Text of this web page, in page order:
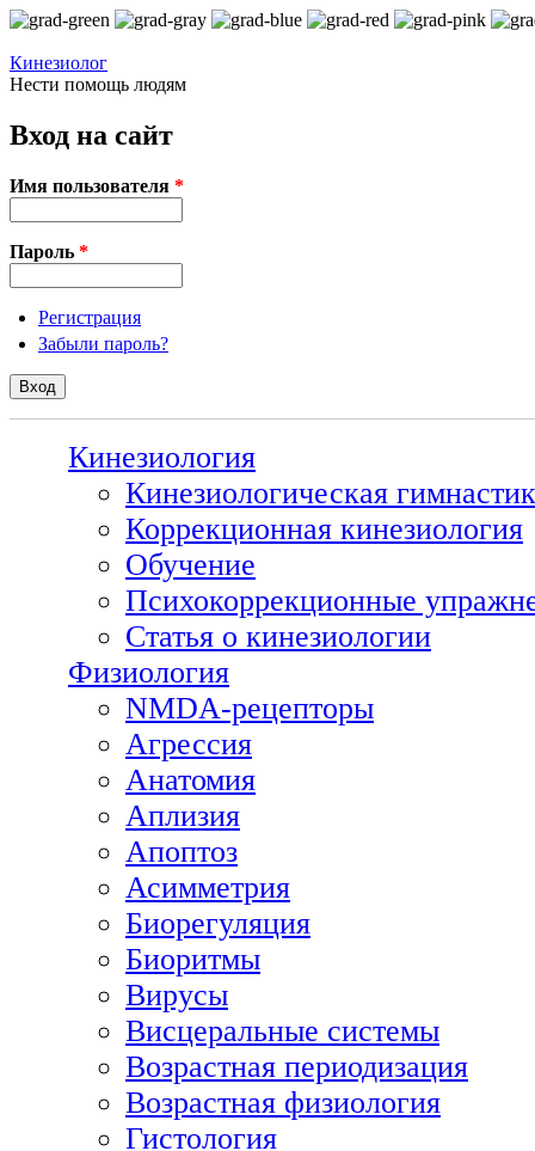
Перейти к основному содержанию
Кинезиолог
Нести помощь людям
Вход на сайт
Имя пользователя *
Пароль *
Регистрация
Забыли пароль?
Кинезиология
Кинезиологическая
Коррекционная кинезиология
Обучение
Психокоррекционные
Статья о кинезиологии
Физиология
NMDA-рецепторы
Агрессия
Анатомия
Аплизия
Апоптоз
Асимметрия
Биорегуляция
Биоритмы
Вирусы
Висцеральные системы
Возрастная периодизация
Возрастная физиология
Гистология